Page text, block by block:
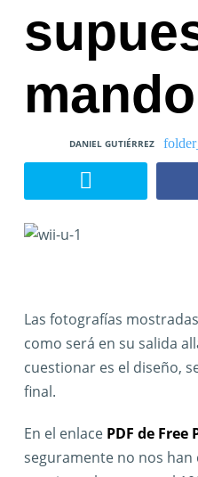
DANIEL GUTIÉRREZ
Las fotografías
como será en su salida
cuestionar es el diseño,
final.
En el enlace PDF de Free
seguramente no nos